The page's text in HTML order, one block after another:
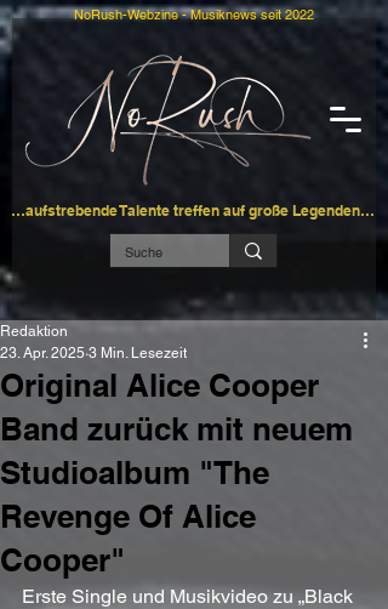
…aufstrebende Talente treffen auf große Legenden…
NoRush-Webzine - Musiknews seit 2022
Original Alice Cooper
Band zurück mit neuem
Studioalbum "The
Revenge Of Alice
Cooper"
Redaktion
23. Apr. 2025 3 Min. Lesezeit
Erste Single und Musikvideo zu „Black